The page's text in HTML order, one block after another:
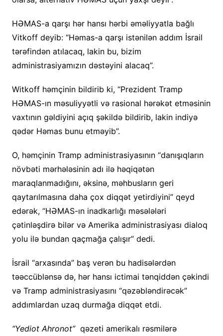
HƏMAS-a qarşı hər hansı hərbi əməliyyatla bağlı
Vitkoff deyib: “Həmas-a qarşı istənilən addım İsrail
tərəfindən atılacaq, lakin bu, bizim
administrasiyamızın dəstəyini alacaq”.
Witkoff həmçinin bildirib ki, “Prezident Tramp
HƏMAS-ın məsuliyyətli və rasional hərəkət etməsinin
vaxtının gəldiyini açıq şəkildə bildirib, lakin indiyə
qədər Həmas bunu etməyib”.
O, həmçinin Tramp administrasiyasının “danışıqların
növbəti mərhələsinin adı ilə həqiqətən
maraqlanmadığını, əksinə, məhbusların geri
qaytarılmasına daha çox diqqət yetirdiyini” qeyd
edərək, “HƏMAS-ın inadkarlığı məsələləri
çətinləşdirə bilər və Amerika administrasiyası dialoq
yolu ilə bundan qaçmağa çalışır” dedi.
İsrail “arxasında” baş verən bu hadisələrdən
təəccüblənsə də, hər hansı ictimai tənqiddən çəkindi
və Tramp administrasiyasını “qəzəbləndirəcək”
addımlardan uzaq durmağa diqqət etdi.
“Yediot Ahronot”qəzeti amerikalı rəsmilərə